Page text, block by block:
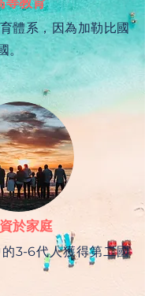
體系，因為加勒比國
。
於家庭
3-6代人獲得第二國